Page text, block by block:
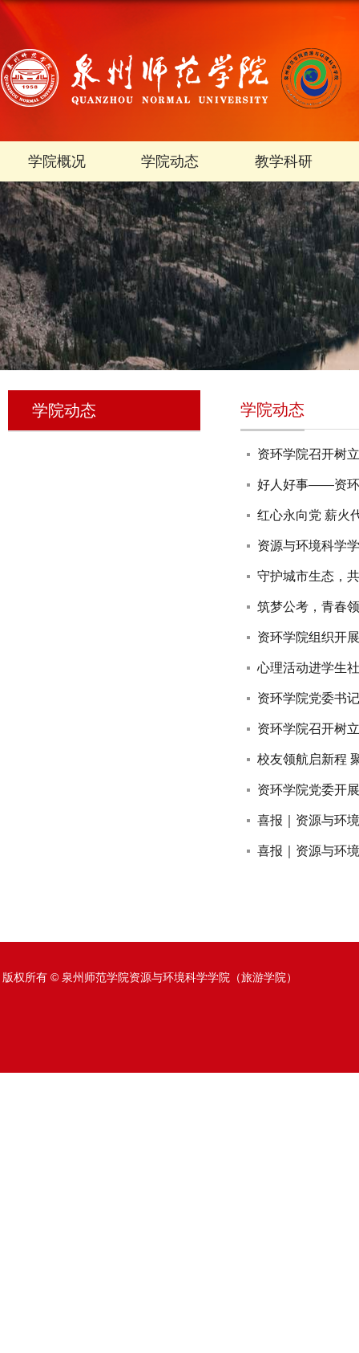
学院概况 学院动态 教学科研
学院动态 学院动态
资环学院召开树
好人好事——资环
红心永向党 薪火
资源与环境科学
守护城市生态，
筑梦公考，青春
资环学院组织开
心理活动进学生
资环学院党委书
资环学院召开树
校友领航启新程
资环学院党委开
喜报｜资源与环
喜报｜资源与环
版权所有 © 泉州师范学院资源与环境科学学院（旅游学院）